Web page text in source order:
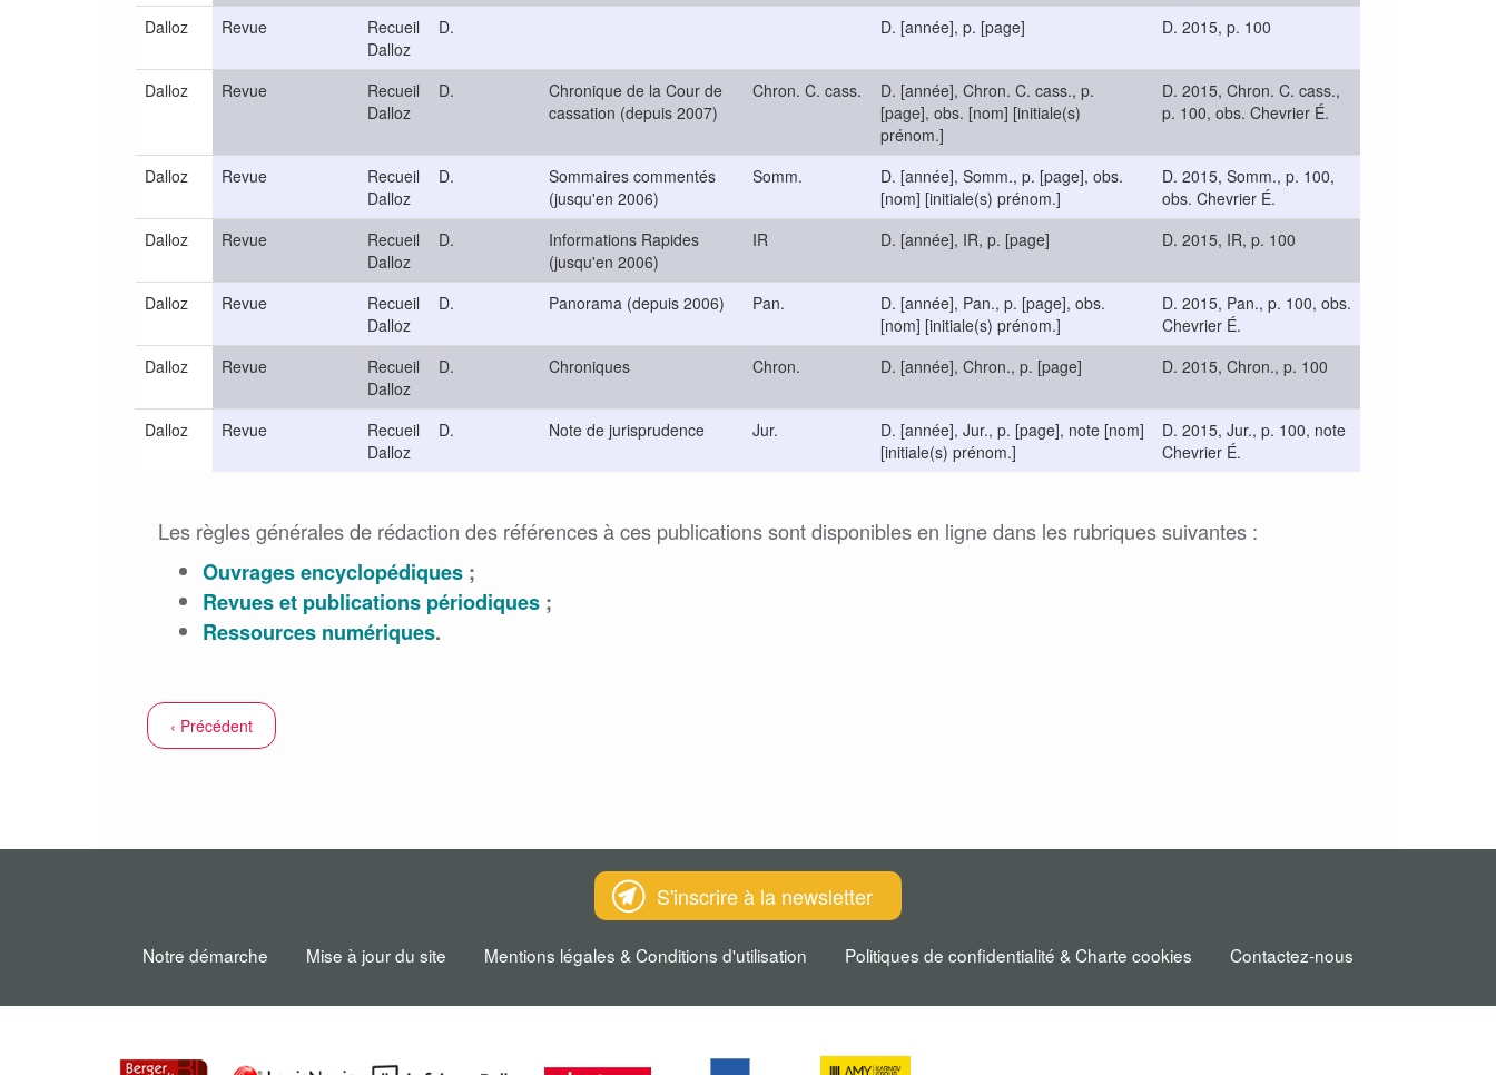
Dalloz Revue
Recueil
Dalloz
D. D. [année], p. [page] D. 2015, p. 100
Dalloz Revue
Recueil
Dalloz
D.
Chronique de la Cour de
cassation (depuis 2007)
Chron. C. cass.
D. [année], Chron. C. cass., p.
[page], obs. [nom] [initiale(s)
prénom.]
D. 2015, Chron. C. cass.,
p. 100, obs. Chevrier É.
Dalloz Revue
Recueil
Dalloz
D.
Sommaires commentés
(jusqu'en 2006)
Somm.
D. [année], Somm., p. [page], obs.
[nom] [initiale(s) prénom.]
D. 2015, Somm., p. 100,
obs. Chevrier É.
Dalloz
Revue
Recueil
Dalloz
D.
Informations Rapides
(jusqu'en 2006)
IR D. [année], IR, p. [page] D. 2015, IR, p. 100
Dalloz Revue
Recueil
Dalloz
D. Panorama (depuis 2006) Pan.
D. [année], Pan., p. [page], obs.
[nom] [initiale(s) prénom.]
D. 2015, Pan., p. 100, obs.
Chevrier É.
Dalloz
Revue
Recueil
Dalloz
D. Chroniques Chron. D. [année], Chron., p. [page] D. 2015, Chron., p. 100
Dalloz Revue
Recueil
Dalloz
D. Note de jurisprudence Jur.
D. [année], Jur., p. [page], note [nom]
[initiale(s) prénom.]
D. 2015, Jur., p. 100, note
Chevrier É.
Les règles générales de rédaction des références à ces publications sont disponibles en ligne dans les rubriques suivantes :
Ouvrages encyclopédiques ;
Revues et publications périodiques ;
Ressources numériques.
‹ Précédent
S'inscrire à la newsletter
Notre démarche Mise à jour du site Mentions légales & Conditions d'utilisation Politiques de confidentialité & Charte cookies Contactez-nous